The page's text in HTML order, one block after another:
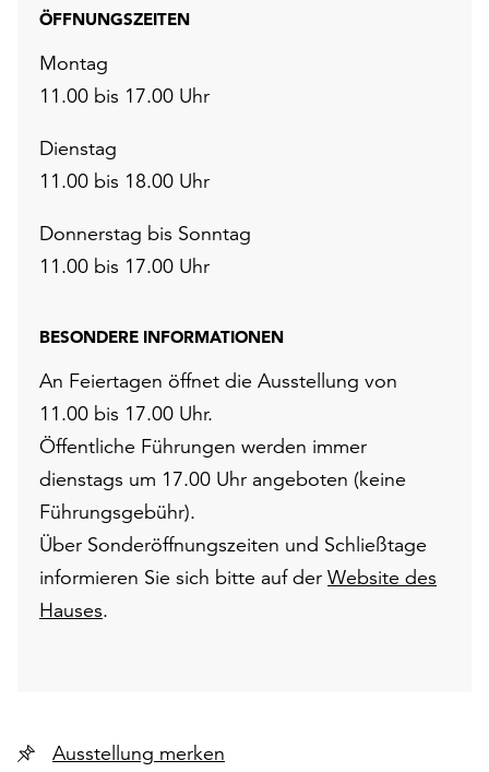
ÖFFNUNGSZEITEN
Montag
11.00 bis 17.00 Uhr
Dienstag
11.00 bis 18.00 Uhr
Donnerstag bis Sonntag
11.00 bis 17.00 Uhr
BESONDERE INFORMATIONEN
An Feiertagen öffnet die Ausstellung von
11.00 bis 17.00 Uhr.
Öffentliche Führungen werden immer
dienstags um 17.00 Uhr angeboten (keine
Führungsgebühr).
Über Sonderöffnungszeiten und Schließtage
informieren Sie sich bitte auf der Website des
Hauses.
Ausstellung merken